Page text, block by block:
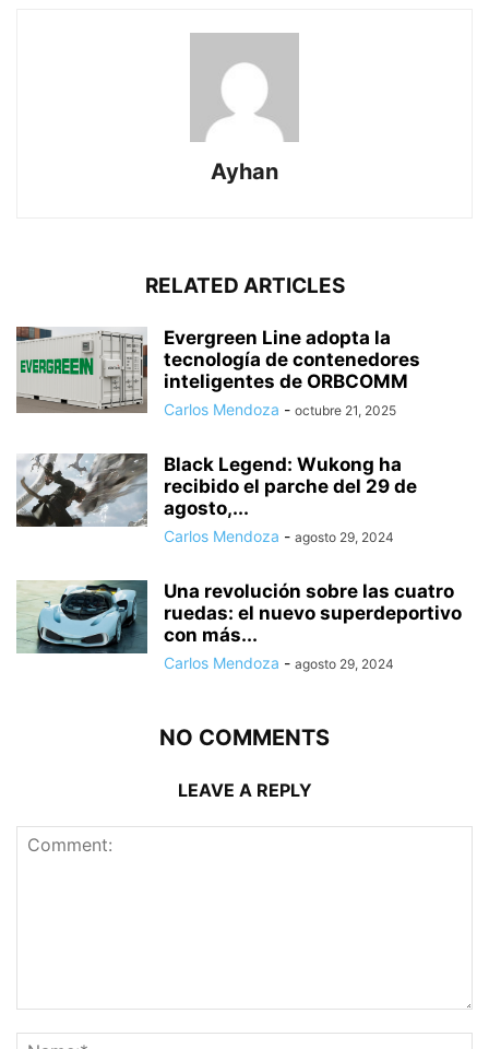
Ayhan
RELATED ARTICLES
Evergreen Line adopta la
tecnología de contenedores
inteligentes de ORBCOMM
Carlos Mendoza - octubre 21, 2025
Black Legend: Wukong ha
recibido el parche del 29 de
agosto,...
Carlos Mendoza - agosto 29, 2024
Una revolución sobre las cuatro
ruedas: el nuevo superdeportivo
con más...
Carlos Mendoza - agosto 29, 2024
NO COMMENTS
LEAVE A REPLY